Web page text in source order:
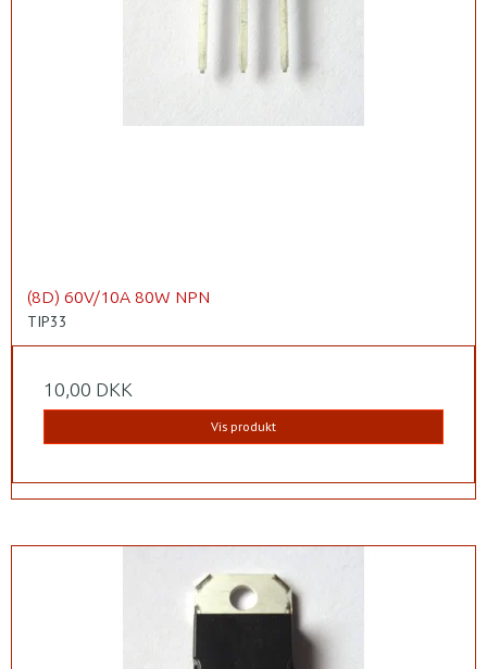
(8D) 60V/10A 80W NPN
TIP33
10,00 DKK
Vis produkt